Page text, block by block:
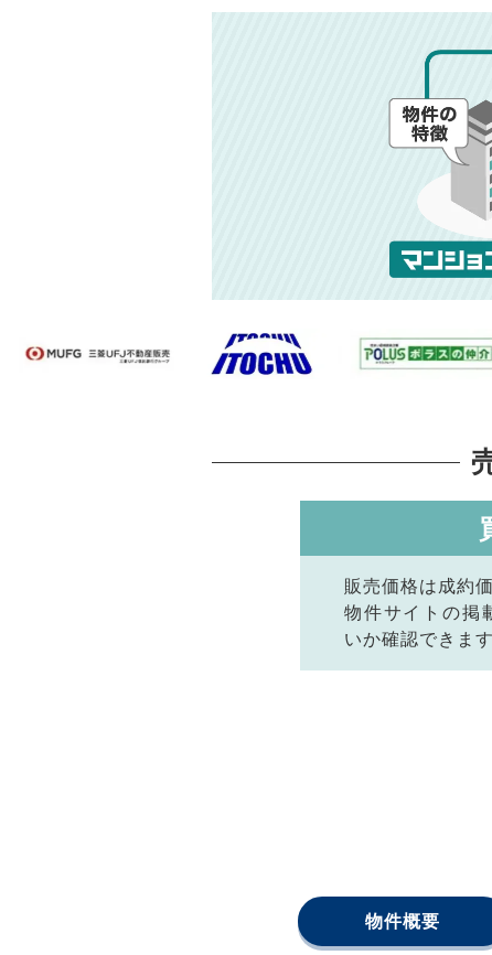
販売価格は成約
物件サイトの掲
いか確認できます
物件概要